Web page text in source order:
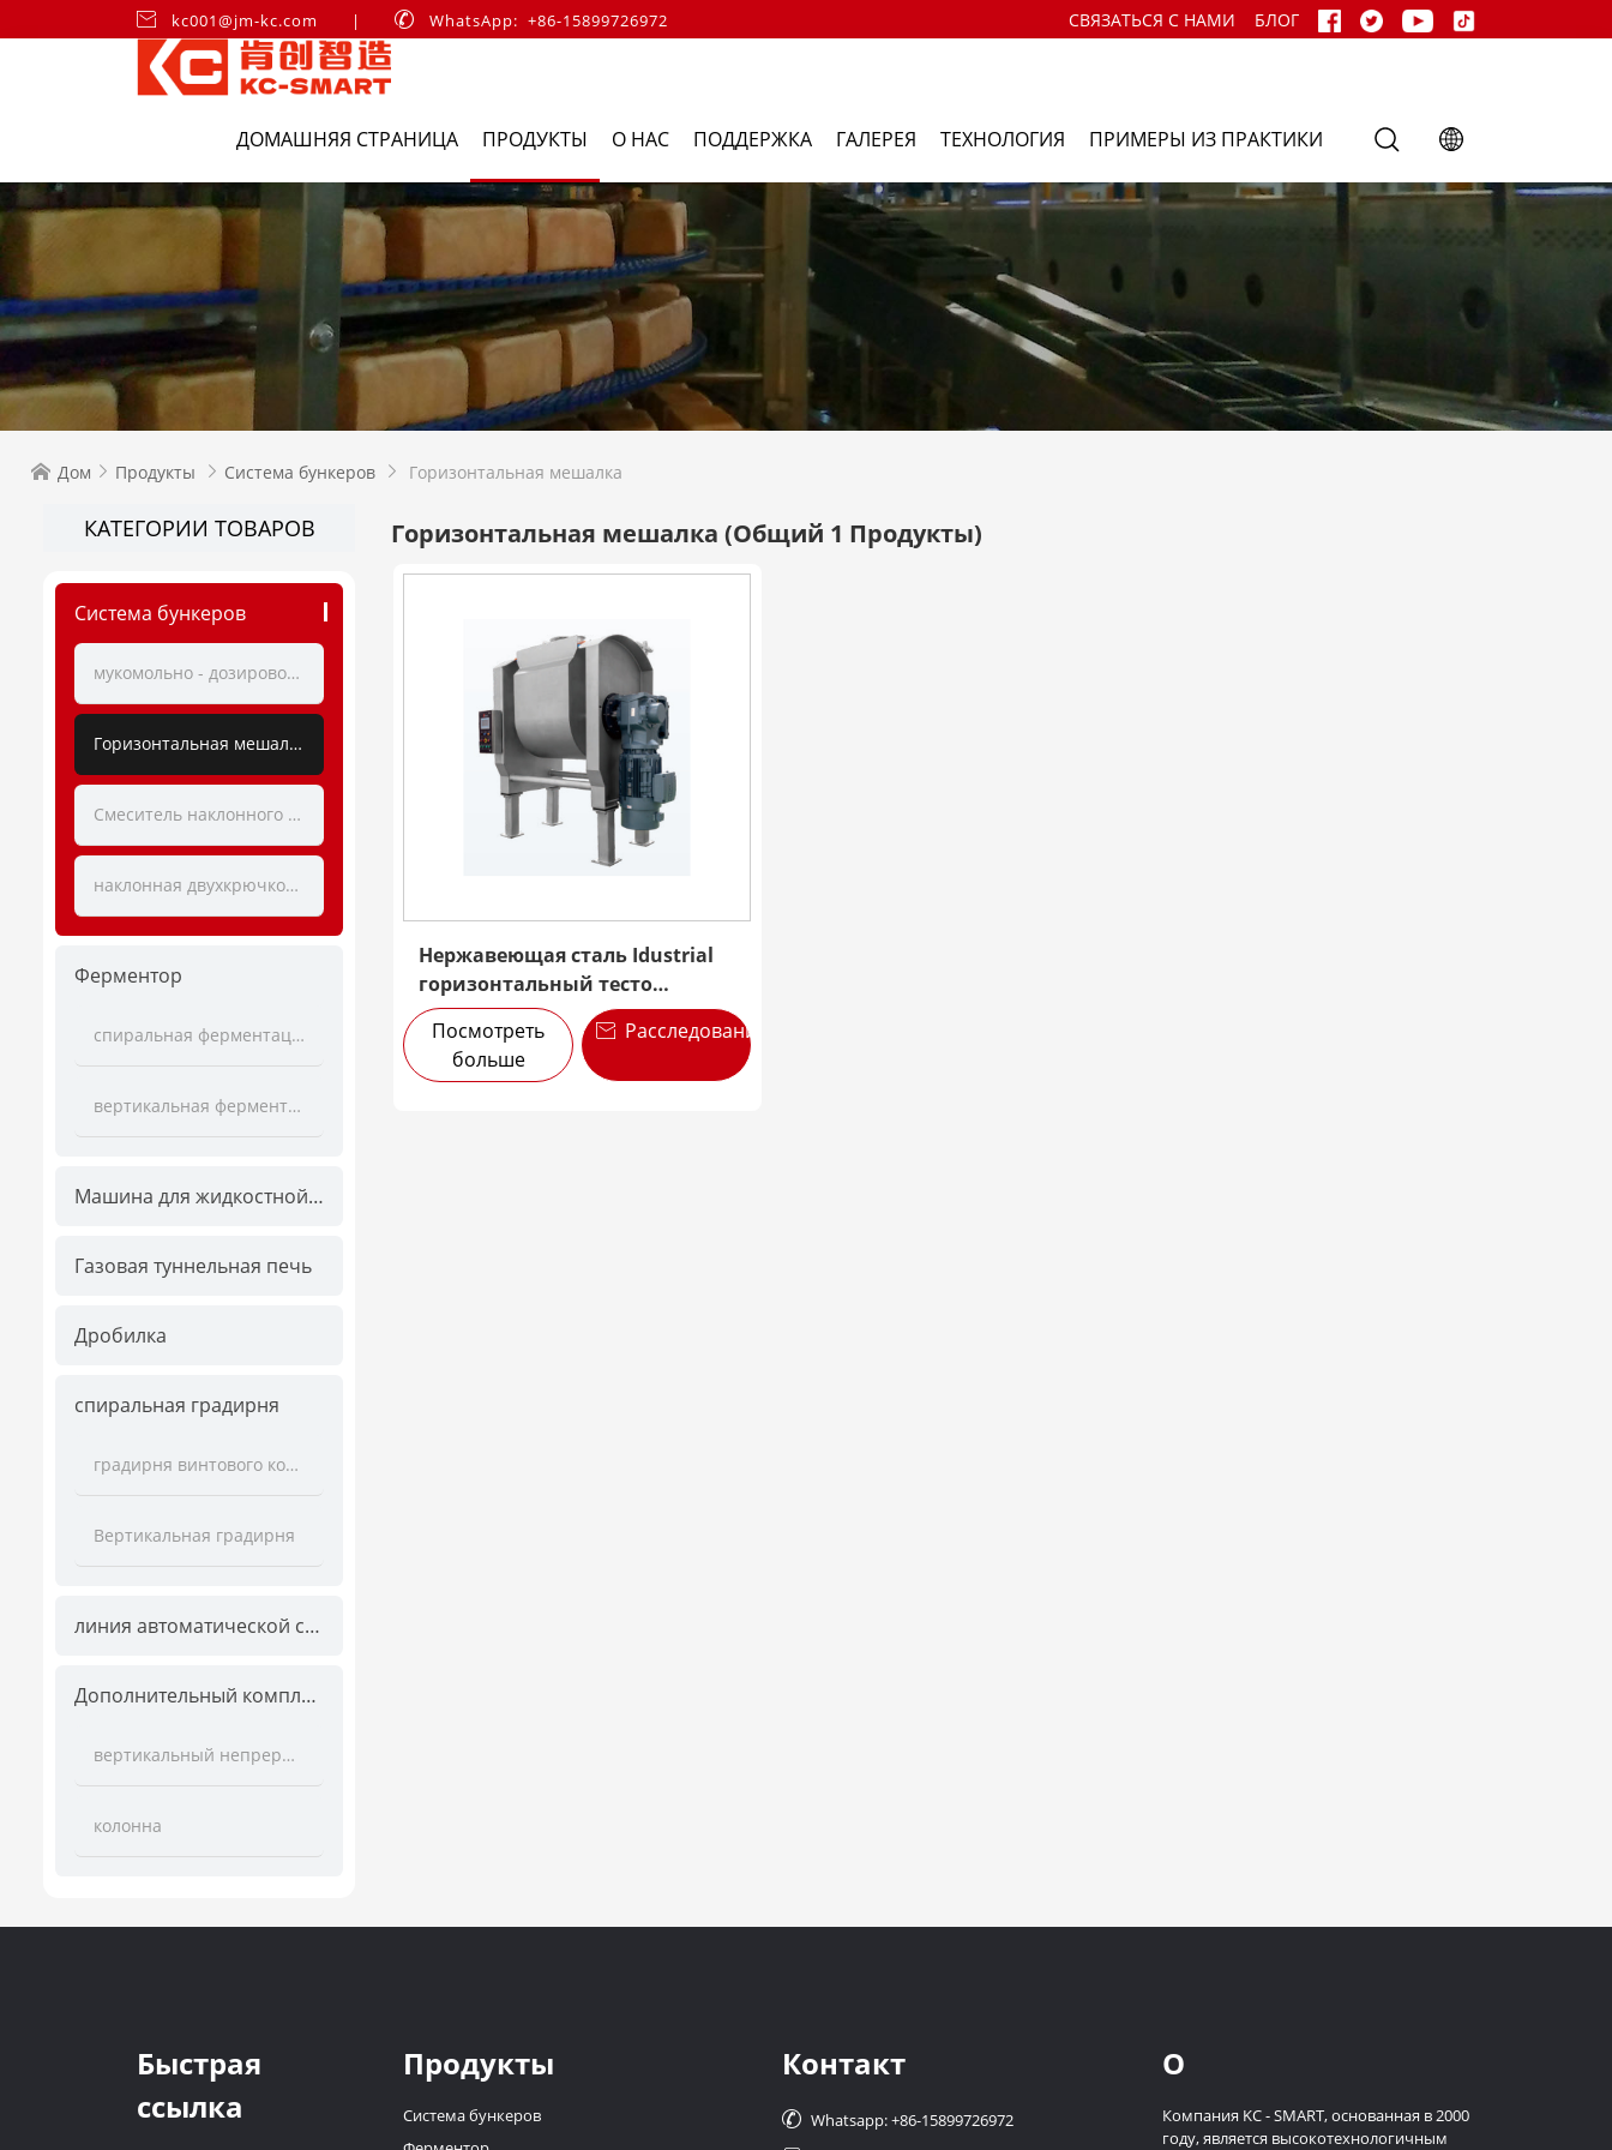
 kc001@jm-kc.com |  WhatsApp: +86-15899726972 СВЯЗАТЬСЯ С НАМИ БЛОГ
ДОМАШНЯЯ СТРАНИЦА ПРОДУКТЫ О НАС ПОДДЕРЖКА ГАЛЕРЕЯ ТЕХНОЛОГИЯ ПРИМЕРЫ ИЗ ПРАКТИКИ
 Дом  Продукты  Система бункеров  Горизонтальная мешалка
КАТЕГОРИИ ТОВАРОВ
Система бункеров
мукомольно - дозировочная станция
Горизонтальная мешалка
Смеситель наклонного теста
наклонная двухкрючковая мешалка
Ферментор
спиральная ферментационная колонна
вертикальная ферментационная башня
Машина для жидкостной щетки
Газовая туннельная печь
Дробилка
спиральная градирня
градирня винтового конвейера
Вертикальная градирня
линия автоматической сортировки
Дополнительный комплект
вертикальный непрерывный подъёмник
колонна
Горизонтальная мешалка (Общий 1 Продукты)
Нержавеющая сталь Idustrial
горизонтальный тесто
смеситель
Посмотреть
больше
 Расследование
Быстрая
ссылка
Продукты
Система бункеров
Контакт
 Whatsapp: +86-15899726972
О
Компания KC - SMART, основанная в 2000
году, является высокотехнологичным